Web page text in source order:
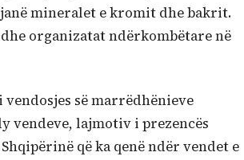
mineralet e kromit dhe bakrit.
organizatat ndërkombëtare në
së marrëdhënieve
vendeve, lajmotiv i prezencës
që ka qenë ndër vendet e